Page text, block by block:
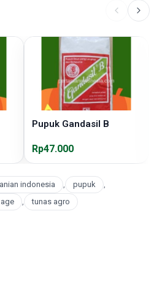
Pupuk Gandasil B
Rp47.000
indonesia , pupuk
,
, tunas agro